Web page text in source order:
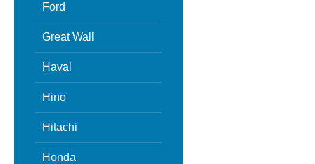
Ford
Great Wall
Haval
Hino
Hitachi
Honda